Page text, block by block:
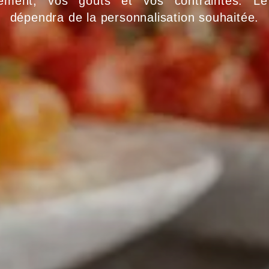
dépendra de la personnalisation souhaitée.